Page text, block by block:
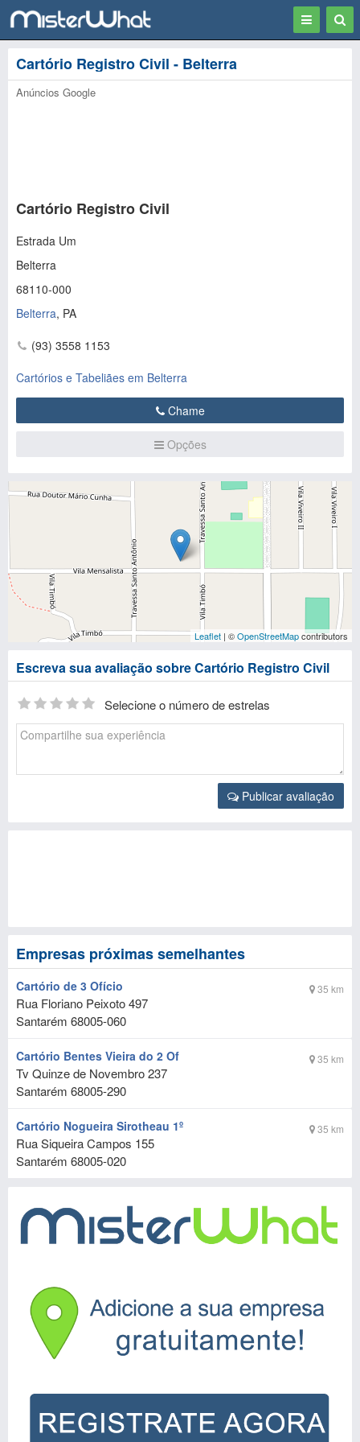
Toggle
Cartório Registro Civil - Belterra
Anúncios Google
Cartório Registro Civil
Estrada Um
Belterra
68110-000
Belterra, PA
(93) 3558 1153
Cartórios e Tabeliães em Belterra
Chame
Opções
Leaflet | ©OpenStreetMapcontributors
Escreva sua avaliação sobre Cartório Registro Civil
Selecione o número de estrelas
Publicar avaliação
Empresas próximas semelhantes
35 km
Cartório de 3 Ofício
Rua Floriano Peixoto 497
Santarém 68005-060
35 km
Cartório Bentes Vieira do 2 Of
Tv Quinze de Novembro 237
Santarém 68005-290
35 km
Cartório Nogueira Sirotheau 1º
Rua Siqueira Campos 155
Santarém 68005-020